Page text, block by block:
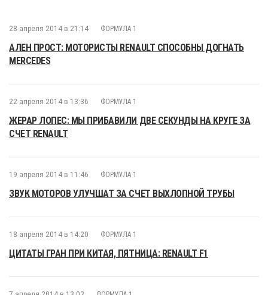
28 апреля 2014 в 21:14 ФОРМУЛА 1
АЛЕН ПРОСТ: МОТОРИСТЫ RENAULT СПОСОБНЫ ДОГНАТЬ
MERCEDES
22 апреля 2014 в 13:36 ФОРМУЛА 1
ЖЕРАР ЛОПЕС: МЫ ПРИБАВИЛИ ДВЕ СЕКУНДЫ НА КРУГЕ ЗА
СЧЕТ RENAULT
19 апреля 2014 в 11:46 ФОРМУЛА 1
ЗВУК МОТОРОВ УЛУЧШАТ ЗА СЧЕТ ВЫХЛОПНОЙ ТРУБЫ
18 апреля 2014 в 14:20 ФОРМУЛА 1
ЦИТАТЫ ГРАН ПРИ КИТАЯ, ПЯТНИЦА: RENAULT F1